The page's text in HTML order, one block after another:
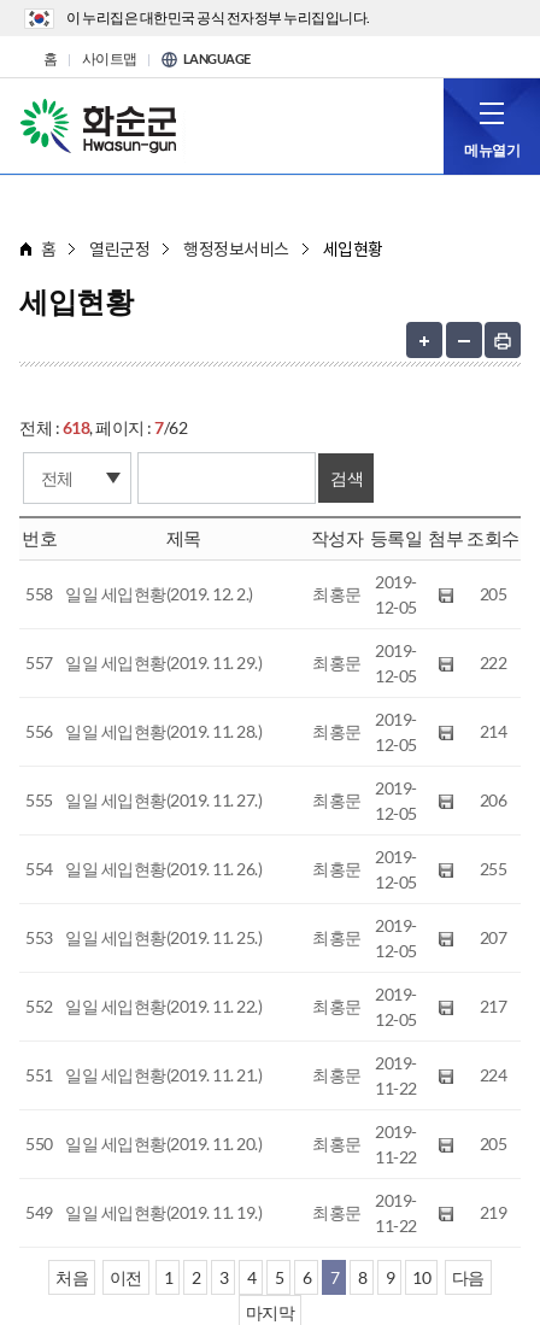
이 누리집은 대한민국 공식 전자정부 누리집입니다.
홈 사이트맵 LANGUAGE
메뉴열기
홈 열린군정 행정정보서비스 세입현황
세입현황
전체 :618, 페이지 :7/62
번호 제목 작성자 등록일 첨부 조회수
558 일일 세입현황(2019. 12. 2.) 최홍문
2019-
12-05
205
557 일일 세입현황(2019. 11. 29.) 최홍문
2019-
12-05
222
556 일일 세입현황(2019. 11. 28.) 최홍문
2019-
12-05
214
555 일일 세입현황(2019. 11. 27.) 최홍문
2019-
12-05
206
554 일일 세입현황(2019. 11. 26.) 최홍문
2019-
12-05
255
553 일일 세입현황(2019. 11. 25.) 최홍문
2019-
12-05
207
552 일일 세입현황(2019. 11. 22.) 최홍문
2019-
12-05
217
551 일일 세입현황(2019. 11. 21.) 최홍문
2019-
11-22
224
550 일일 세입현황(2019. 11. 20.) 최홍문
2019-
11-22
205
549 일일 세입현황(2019. 11. 19.) 최홍문
2019-
11-22
219
처음 이전 1 2 3 4 5 6 7 8 9 10
다음
마지막